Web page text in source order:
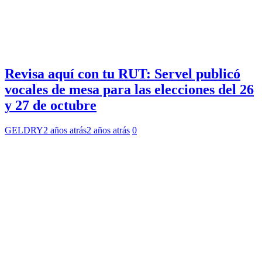
Revisa aquí con tu RUT: Servel publicó
vocales de mesa para las elecciones del 26
y 27 de octubre
GELDRY2 años atrás2 años atrás 0